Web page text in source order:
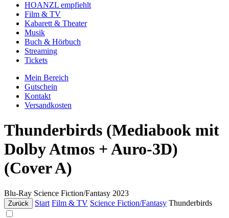
HOANZL empfiehlt
Film & TV
Kabarett & Theater
Musik
Buch & Hörbuch
Streaming
Tickets
Mein Bereich
Gutschein
Kontakt
Versandkosten
Thunderbirds (Mediabook mit
Dolby Atmos + Auro-3D)
(Cover A)
Blu-Ray Science Fiction/Fantasy 2023
Zurück Start Film & TV Science Fiction/Fantasy Thunderbirds